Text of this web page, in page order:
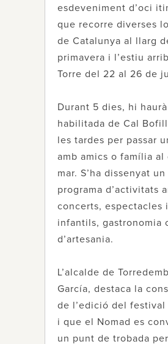
esdeveniment d’oci
que recorre diverses
de Catalunya al llarg
primavera i l’estiu
Torre del 22 al 26 de
Durant 5 dies, hi
habilitada de Cal
les tardes per passar
amb amics o família al
mar. S’ha dissenyat
programa d’activitats
concerts, espectacles
infantils, gastronomia
d’artesania.
L’alcalde de
García, destaca la
de l’edició del
i que el Nomad es
un punt de trobada